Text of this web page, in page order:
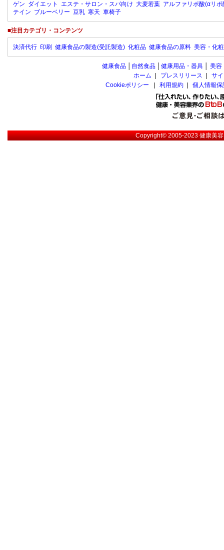
ゲン ダイエット エステ・サロン・スパ向け 大麦若葉 アルファリポ酸(αリポ
テイン ブルーベリー 豆乳 寒天 車椅子
■注目カテゴリ・コンテンツ
決済代行 印刷 健康食品の製造(受託製造) 化粧品 健康食品の原料 美容・化
健康食品 自然食品 健康用品・器具 美容
ホーム
プレスリリース
サ
Cookieポリシー
利用規約 個人情報
Copyright© 2005-2023健康美